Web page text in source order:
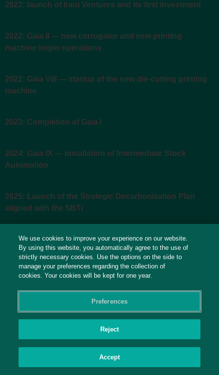
2022: launch of Irani Ventures and its first investment
2022: Gaia II — new corrugator and new printing
machine begin operations
2022: Gaia VIII — startup of the new die-cutting printing
machine
2023: Completion of Gaia I
2024: Gaia IX — installation of Intermediate Stock
Automation
2025: Launch of the Strategic Decarbonization Plan
aligned with the SBTi
2025: Gaia X — startup of the new FFG Dual Slotter
printer
2026: 20th edition of the Sustainability Report
We use cookies to improve your experience on our website.
By using this website, you automatically agree to the use of
strictly necessary cookies. Use the options on the side to
manage your preferences regarding the collection of
cookies. Your cookies will be kept for one year.
Preferences
Reject
Accept